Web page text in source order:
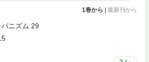
1巻から | 最新刊から
パニズム 29